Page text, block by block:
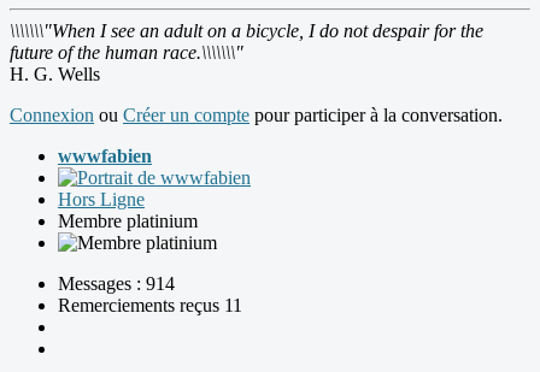
\\\\\\\"When I see an adult on a bicycle, I do not despair for the
future of the human race.\\\\\\\"
H. G. Wells
Connexion ou Créer un compte pour participer à la conversation.
wwwfabien
Hors Ligne
Membre platinium
Messages : 914
Remerciements reçus 11